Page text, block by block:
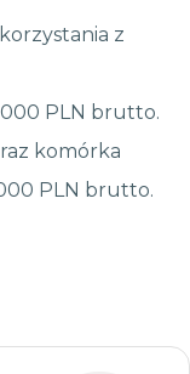
z
PLN brutto.
komórka
PLN brutto.